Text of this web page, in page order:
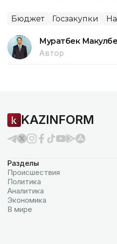
Бюджет Госзакупки
Муратбек
Автор
KAZINFORM
Разделы
Происшествия
Политика
Аналитика
Экономика
В мире